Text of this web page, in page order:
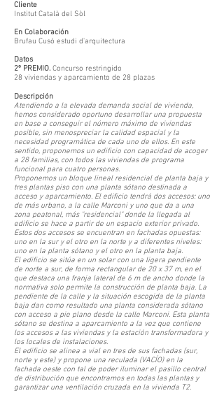
Cliente
Institut Català del Sòl
En Colaboración
Brufau Cusó estudi d'arquitectura
Datos
2º PREMIO. Concurso restringido
28 viviendas y aparcamiento de 28 plazas
Descripción
Atendiendo a la elevada demanda social de vivienda,
hemos considerado oportuno desarrollar una propuesta
en base a conseguir el número máximo de viviendas
posible, sin menospreciar la calidad espacial y la
necesidad programática de cada uno de ellos. En este
sentido, proponemos un edificio con capacidad de acoger
a 28 familias, con todos las viviendas de programa
funcional para cuatro personas.
Proponemos un bloque lineal residencial de planta baja y
tres plantas piso con una planta sótano destinada a
acceso y aparcamiento. El edificio tendrá dos accesos: uno
de más urbano, a la calle Marconi y uno que da a una
zona peatonal, más "residencial" donde la llegada al
edificio se hace a partir de un espacio exterior privado.
Estos dos accesos se encuentran en fachadas opuestas:
uno en la sur y el otro en la norte y a diferentes niveles:
uno en la planta sótano y el otro en la planta baja.
El edificio se sitúa en un solar con una ligera pendiente
de norte a sur, de forma rectangular de 20 x 37 m, en el
que destaca una franja lateral de 6 m de ancho donde la
normativa solo permite la construcción de planta baja. La
pendiente de la calle y la situación escogida de la planta
baja dan como resultado una planta considerada sótano
con acceso a pie plano desde la calle Marconi. Esta planta
sótano se destina a aparcamiento a la vez que contiene
los accesos a las viviendas y la estación transformadora y
los locales de instalaciones.
El edificio se alinea a vial en tres de sus fachadas (sur,
norte y este) y propone una reculada (VACÍO) en la
fachada oeste con tal de poder iluminar el pasillo central
de distribución que encontramos en todas las plantas y
garantizar una ventilación cruzada en la vivienda T2.